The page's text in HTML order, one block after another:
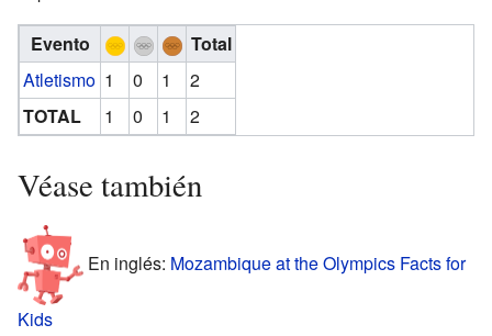
Evento
Total
Atletismo 1 0 1
2
TOTAL
1 0 1 2
Véase también
En inglés: Mozambique at the Olympics Facts for
Kids